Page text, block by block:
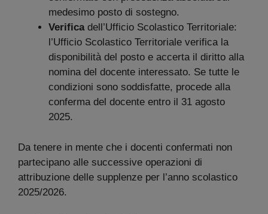
medesimo posto di sostegno.
Verifica dell’Ufficio Scolastico Territoriale:
l’Ufficio Scolastico Territoriale verifica la
disponibilità del posto e accerta il diritto alla
nomina del docente interessato. Se tutte le
condizioni sono soddisfatte, procede alla
conferma del docente entro il 31 agosto
2025.
Da tenere in mente che i docenti confermati non
partecipano alle successive operazioni di
attribuzione delle supplenze per l’anno scolastico
2025/2026.